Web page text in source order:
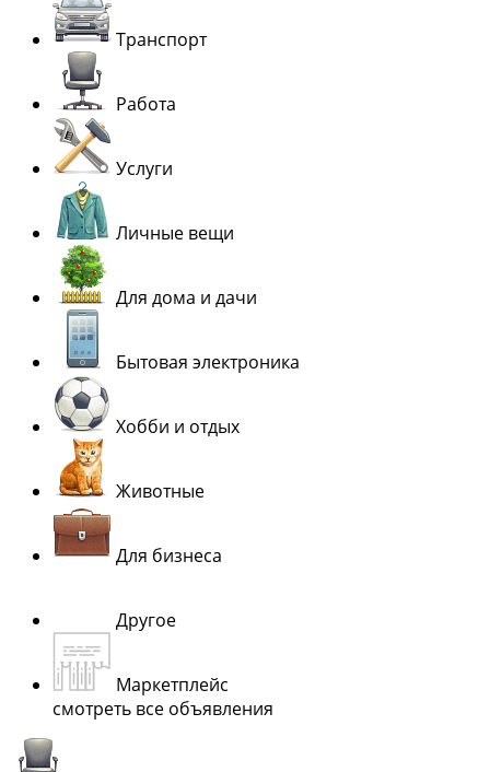
Транспорт
Работа
Услуги
Личные вещи
Для дома и дачи
Бытовая электроника
Хобби и отдых
Животные
Для бизнеса
Другое
Маркетплейс
смотреть все объявления